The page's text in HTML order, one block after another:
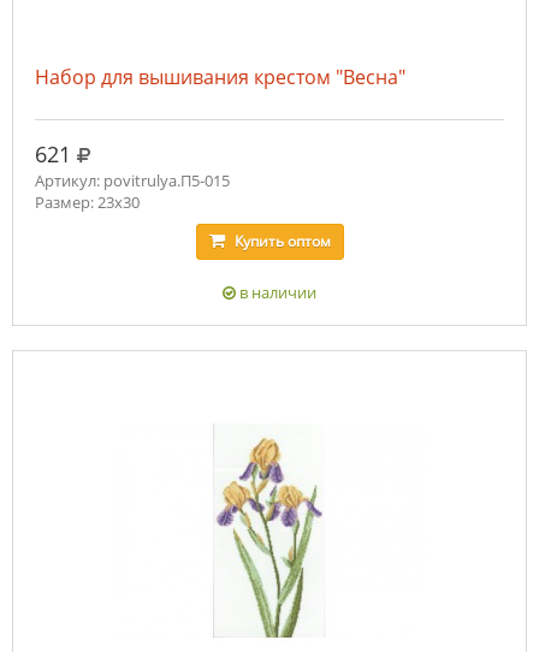
Набор для вышивания крестом "Весна"
621 руб.
Артикул: povitrulya.П5-015
Размер: 23х30
Купитьоптом
в наличии